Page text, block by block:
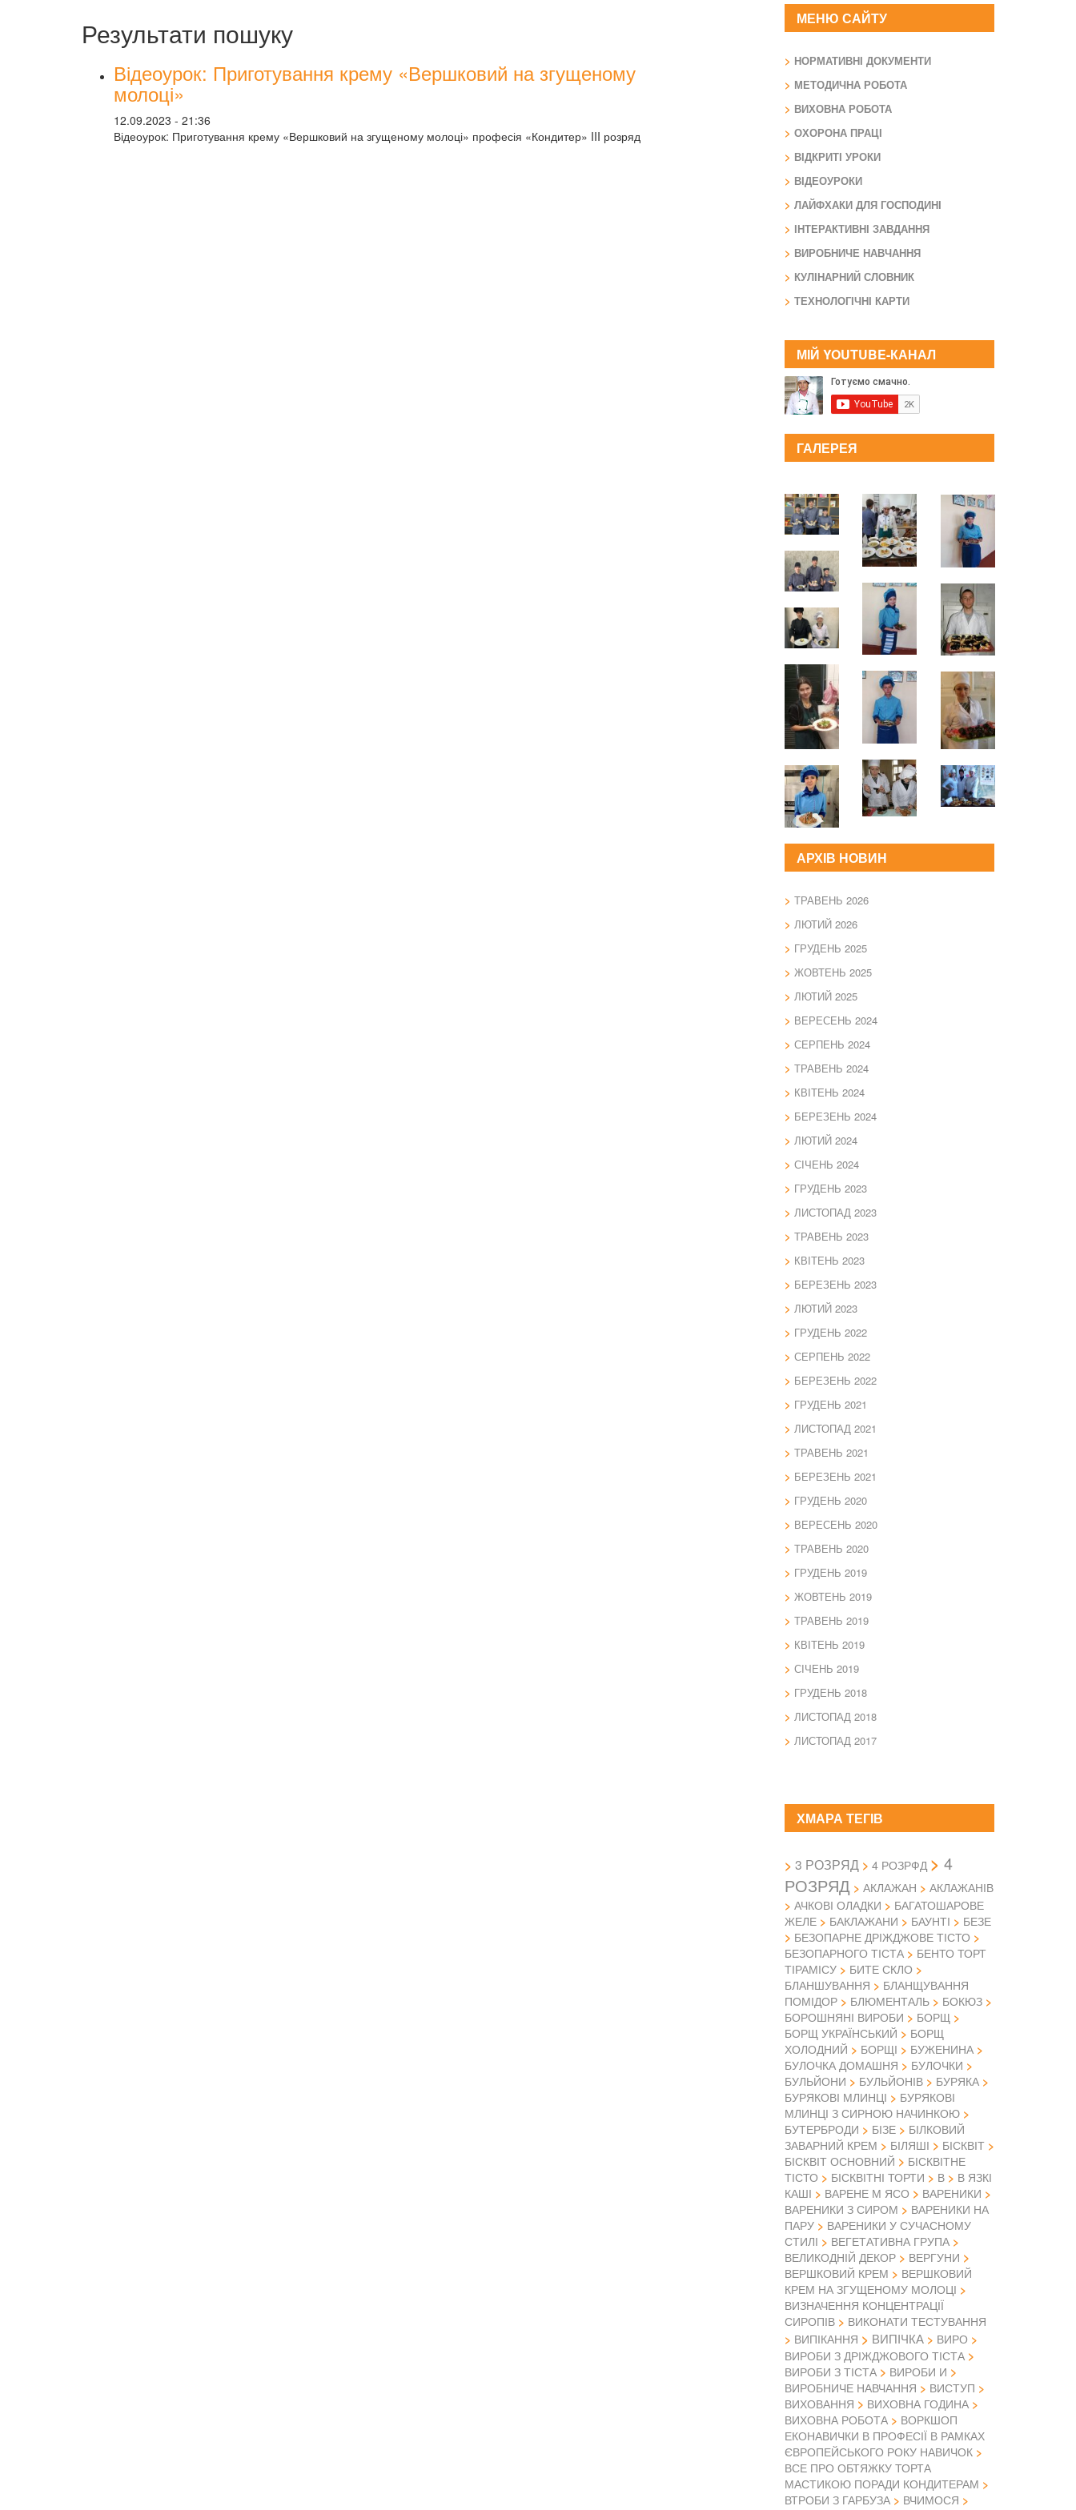
Результати пошуку
Відеоурок: Приготування крему «Вершковий на згущеному
молоці»
12.09.2023 - 21:36
Відеоурок: Приготування крему «Вершковий на згущеному молоці» професія «Кондитер» III розряд
МЕНЮ САЙТУ
НОРМАТИВНІ ДОКУМЕНТИ
МЕТОДИЧНА РОБОТА
ВИХОВНА РОБОТА
ОХОРОНА ПРАЦІ
ВІДКРИТІ УРОКИ
ВІДЕОУРОКИ
ЛАЙФХАКИ ДЛЯ ГОСПОДИНІ
ІНТЕРАКТИВНІ ЗАВДАННЯ
ВИРОБНИЧЕ НАВЧАННЯ
КУЛІНАРНИЙ СЛОВНИК
ТЕХНОЛОГІЧНІ КАРТИ
МІЙ YOUTUBE-КАНАЛ
ГАЛЕРЕЯ
АРХІВ НОВИН
ТРАВЕНЬ 2026
ЛЮТИЙ 2026
ГРУДЕНЬ 2025
ЖОВТЕНЬ 2025
ЛЮТИЙ 2025
ВЕРЕСЕНЬ 2024
СЕРПЕНЬ 2024
ТРАВЕНЬ 2024
КВІТЕНЬ 2024
БЕРЕЗЕНЬ 2024
ЛЮТИЙ 2024
СІЧЕНЬ 2024
ГРУДЕНЬ 2023
ЛИСТОПАД 2023
ТРАВЕНЬ 2023
КВІТЕНЬ 2023
БЕРЕЗЕНЬ 2023
ЛЮТИЙ 2023
ГРУДЕНЬ 2022
СЕРПЕНЬ 2022
БЕРЕЗЕНЬ 2022
ГРУДЕНЬ 2021
ЛИСТОПАД 2021
ТРАВЕНЬ 2021
БЕРЕЗЕНЬ 2021
ГРУДЕНЬ 2020
ВЕРЕСЕНЬ 2020
ТРАВЕНЬ 2020
ГРУДЕНЬ 2019
ЖОВТЕНЬ 2019
ТРАВЕНЬ 2019
КВІТЕНЬ 2019
СІЧЕНЬ 2019
ГРУДЕНЬ 2018
ЛИСТОПАД 2018
ЛИСТОПАД 2017
ХМАРА ТЕГІВ
3 РОЗРЯД 4 РОЗРФД
4
РОЗРЯД
АКЛАЖАН
АКЛАЖАНІВ
АЧКОВІ ОЛАДКИ
БАГАТОШАРОВЕ
ЖЕЛЕ
БАКЛАЖАНИ БАУНТІ
БЕЗЕ
БЕЗОПАРНЕ ДРІЖДЖОВЕ ТІСТО
БЕЗОПАРНОГО ТІСТА
БЕНТО ТОРТ
ТІРАМІСУ
БИТЕ СКЛО
БЛАНШУВАННЯ
БЛАНЩУВАННЯ
ПОМІДОР
БЛЮМЕНТАЛЬ
БОКЮЗ
БОРОШНЯНІ ВИРОБИ
БОРЩ
БОРЩ УКРАЇНСЬКИЙ
БОРЩ
ХОЛОДНИЙ
БОРЩІ
БУЖЕНИНА
БУЛОЧКА ДОМАШНЯ
БУЛОЧКИ
БУЛЬЙОНИ
БУЛЬЙОНІВ
БУРЯКА
БУРЯКОВІ МЛИНЦІ
БУРЯКОВІ
МЛИНЦІ З СИРНОЮ НАЧИНКОЮ
БУТЕРБРОДИ
БІЗЕ
БІЛКОВИЙ
ЗАВАРНИЙ КРЕМ
БІЛЯШІ
БІСКВІТ
БІСКВІТ ОСНОВНИЙ
БІСКВІТНЕ
ТІСТО
БІСКВІТНІ ТОРТИ В
В ЯЗКІ
КАШІ
ВАРЕНЕ М ЯСО
ВАРЕНИКИ
ВАРЕНИКИ З СИРОМ
ВАРЕНИКИ НА
ПАРУ
ВАРЕНИКИ У СУЧАСНОМУ
СТИЛІ
ВЕГЕТАТИВНА ГРУПА
ВЕЛИКОДНІЙ ДЕКОР
ВЕРГУНИ
ВЕРШКОВИЙ КРЕМ
ВЕРШКОВИЙ
КРЕМ НА ЗГУЩЕНОМУ МОЛОЦІ
ВИЗНАЧЕННЯ КОНЦЕНТРАЦІЇ
СИРОПІВ
ВИКОНАТИ ТЕСТУВАННЯ
ВИПІКАННЯ
ВИПІЧКА
ВИРО
ВИРОБИ З ДРІЖДЖОВОГО ТІСТА
ВИРОБИ З ТІСТА
ВИРОБИ И
ВИРОБНИЧЕ НАВЧАННЯ
ВИСТУП
ВИХОВАННЯ
ВИХОВНА ГОДИНА
ВИХОВНА РОБОТА
ВОРКШОП
ЕКОНАВИЧКИ В ПРОФЕСІЇ В РАМКАХ
ЄВРОПЕЙСЬКОГО РОКУ НАВИЧОК
ВСЕ ПРО ОБТЯЖКУ ТОРТА
МАСТИКОЮ ПОРАДИ КОНДИТЕРАМ
ВТРОБИ З ГАРБУЗА
ВЧИМОСЯ